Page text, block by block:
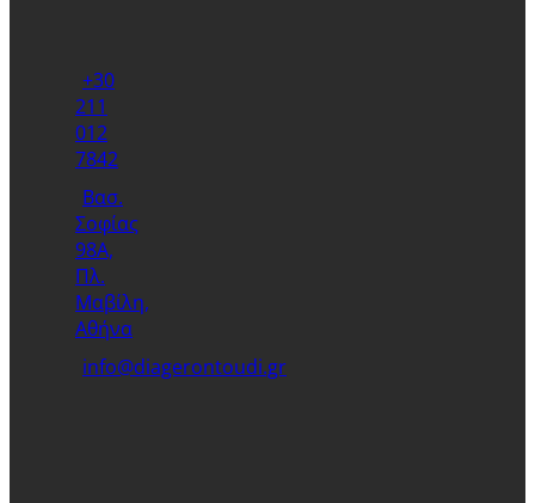
+30
211
012
7842
Βασ.
Σοφίας
98Α,
Πλ.
Μαβίλη,
Αθήνα
info@diagerontoudi.gr